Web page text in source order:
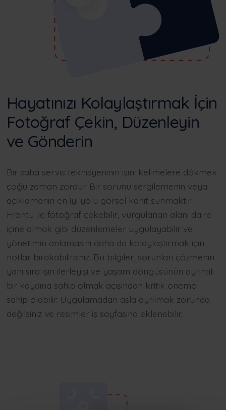
Hayatınızı Kolaylaştırmak İçin
Fotoğraf Çekin, Düzenleyin
ve Gönderin
Bir saha servis teknisyeninin işini kelimelere dökmek
çoğu zaman zordur. Bir sorunu sergilemenin veya
açıklamanın en iyi yolu görsel kanıt sunmaktır.
Frontu ile fotoğraf çekebilir, vurgulanan alanı daire
içine almak gibi düzenlemeler uygulayabilir ve
yönetimin anlamasını daha da kolaylaştırmak için
notlar bırakabilirsiniz. Bu bilgiler, sorunları çözmenin
yanı sıra işin ilerleyişi ve yaşam döngüsünün ayrıntılı
bir kaydına sahip olmak açısından kritik öneme
sahip olabilir. Uygulamadan asla ayrılmak zorunda
değilsiniz ve resimler iş sayfasına eklenebilir.